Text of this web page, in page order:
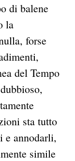
di balene
la
forse
del Tempo
sta tutto
e annodarli,
simile